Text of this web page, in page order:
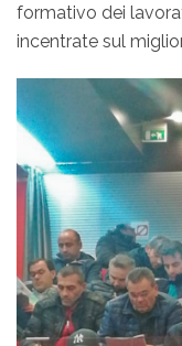
formativo dei
incentrate sul